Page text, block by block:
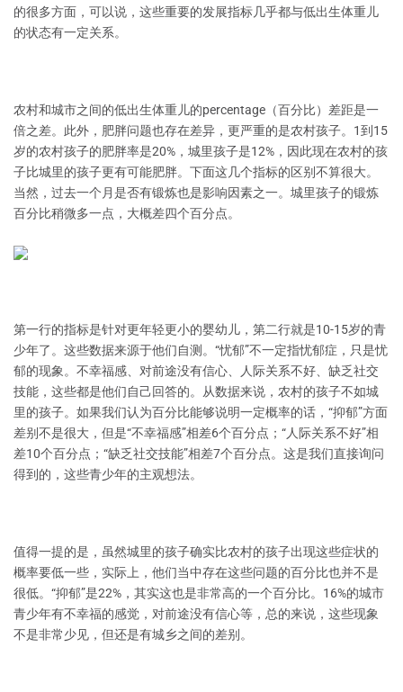
的很多方面，可以说，这些重要的发展指标几乎都与低出生体重儿
的状态有一定关系。
农村和城市之间的低出生体重儿的percentage（百分比）差距是一
倍之差。此外，肥胖问题也存在差异，更严重的是农村孩子。1到15
岁的农村孩子的肥胖率是20%，城里孩子是12%，因此现在农村的孩
子比城里的孩子更有可能肥胖。下面这几个指标的区别不算很大。
当然，过去一个月是否有锻炼也是影响因素之一。城里孩子的锻炼
百分比稍微多一点，大概差四个百分点。
第一行的指标是针对更年轻更小的婴幼儿，第二行就是10-15岁的青
少年了。这些数据来源于他们自测。“忧郁”不一定指忧郁症，只是忧
郁的现象。不幸福感、对前途没有信心、人际关系不好、缺乏社交
技能，这些都是他们自己回答的。从数据来说，农村的孩子不如城
里的孩子。如果我们认为百分比能够说明一定概率的话，“抑郁”方面
差别不是很大，但是“不幸福感”相差6个百分点；“人际关系不好”相
差10个百分点；“缺乏社交技能”相差7个百分点。这是我们直接询问
得到的，这些青少年的主观想法。
值得一提的是，虽然城里的孩子确实比农村的孩子出现这些症状的
概率要低一些，实际上，他们当中存在这些问题的百分比也并不是
很低。“抑郁”是22%，其实这也是非常高的一个百分比。16%的城市
青少年有不幸福的感觉，对前途没有信心等，总的来说，这些现象
不是非常少见，但还是有城乡之间的差别。